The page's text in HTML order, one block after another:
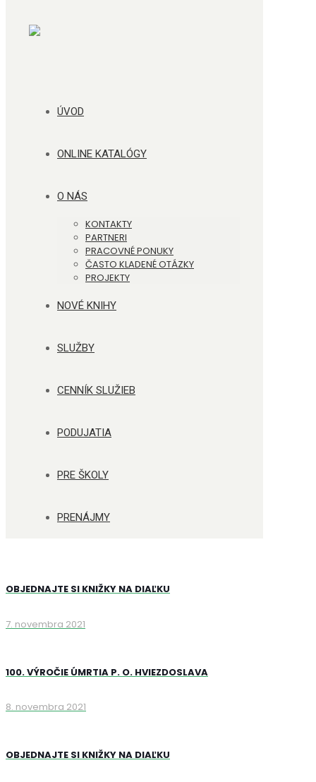
ÚVOD
ONLINE KATALÓGY
O NÁS
KONTAKTY
PARTNERI
PRACOVNÉ PONUKY
ČASTO KLADENÉ OTÁZKY
PROJEKTY
NOVÉ KNIHY
SLUŽBY
CENNÍK SLUŽIEB
PODUJATIA
PRE ŠKOLY
PRENÁJMY
OBJEDNAJTE SI KNIŽKY NA DIAĽKU
7. novembra 2021
100. VÝROČIE ÚMRTIA P. O. HVIEZDOSLAVA
8. novembra 2021
OBJEDNAJTE SI KNIŽKY NA DIAĽKU